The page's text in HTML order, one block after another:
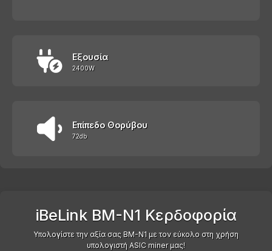
Εξουσία
2400W
Επίπεδο Θορύβου
72db
iBeLink BM-N1 Κερδοφορία
Υπολογίστε την αξία σας BM-N1 με τον εύκολο στη χρήση
υπολογιστή ASIC miner μας!